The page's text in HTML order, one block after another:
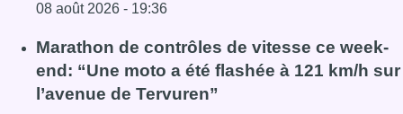
08 août 2026 - 19:36
Lire l'article Au Moeraske, Bart Hanssens recense des
Marathon de contrôles de vitesse ce week-
end: “Une moto a été flashée à 121 km/h sur
l’avenue de Tervuren”